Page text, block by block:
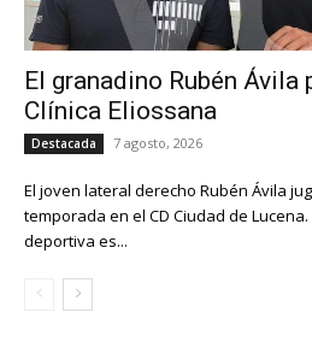
El granadino Rubén Ávila
Clínica Eliossana
Destacada 7 agosto, 2026
El joven lateral derecho Rubén Ávila
temporada en el CD Ciudad de
deportiva es...